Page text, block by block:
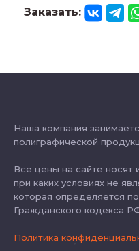
Заказать:
Наша компания
полиграфической
Все цены на сайте носят
при каких условиях не
которая определяется
Гражданского кодекса
Политика